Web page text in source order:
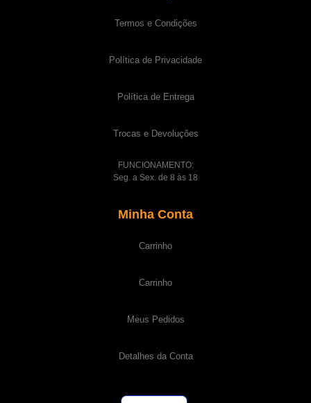
Termos e Condições
Política de Privacidade
Política de Entrega
Trocas e Devoluções
FUNCIONAMENTO:
Seg. a Sex. de 8 às 18
Minha Conta
Carrinho
Carrinho
Meus Pedidos
Detalhes da Conta